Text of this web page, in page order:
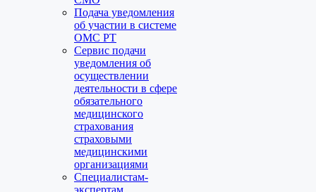
Подача уведомления
об участии в системе
ОМС РТ
Сервис подачи
уведомления об
осуществлении
деятельности в сфере
обязательного
медицинского
страхования
страховыми
медицинскими
организациями
Специалистам-
экспертам